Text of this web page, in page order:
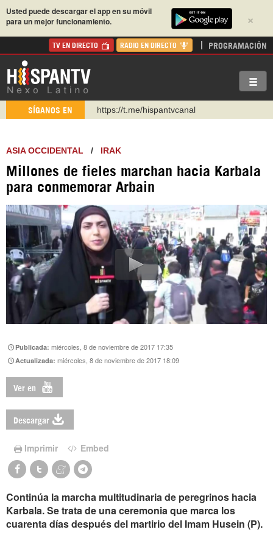
×
Usted puede descargar el app en su móvil
para un mejor funcionamiento.
TV EN DIRECTO RADIO EN DIRECTO PROGRAMACIÓN
SÍGANOS EN
https://t.me/hispantvcanal
WhatsApp y Viber: +98 921 79 29 404
Instagram como: hispan_tv
https://www.facebook.com/Nexolatino.Canal
http://twitter.com/nexo_latino
ASIA OCCIDENTAL / IRAK
Millones de fieles marchan hacia Karbala
para conmemorar Arbain
Publicada:miércoles, 8 de noviembre de 2017 17:35
Actualizada:miércoles, 8 de noviembre de 2017 18:09
Ver en
Descargar
Imprimir Embed
Continúa la marcha multitudinaria de peregrinos hacia
Karbala. Se trata de una ceremonia que marca los
cuarenta días después del martirio del Imam Husein (P).